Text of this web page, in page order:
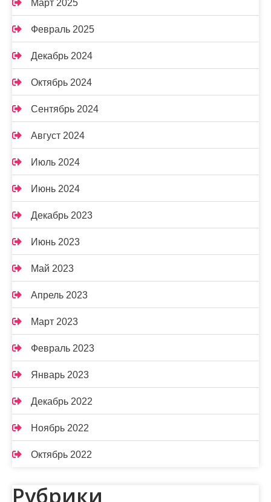
Март 2025
Февраль 2025
Декабрь 2024
Октябрь 2024
Сентябрь 2024
Август 2024
Июль 2024
Июнь 2024
Декабрь 2023
Июнь 2023
Май 2023
Апрель 2023
Март 2023
Февраль 2023
Январь 2023
Декабрь 2022
Ноябрь 2022
Октябрь 2022
Рубрики